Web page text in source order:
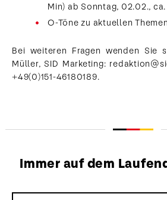
Min) ab Sonntag, 02.02.,
O-Töne zu aktuellen Themen
Bei weiteren Fragen wenden Sie
Müller, SID Marketing:
+49(0)151-46180189.
Immer auf dem